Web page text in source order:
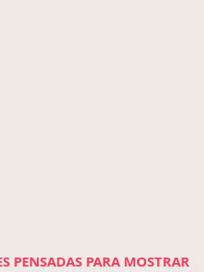
PENSADAS PARA MOSTRAR